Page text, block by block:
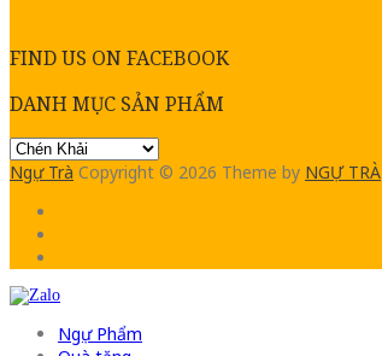
FIND US ON FACEBOOK
DANH MỤC SẢN PHẨM
Ngự Trà Copyright © 2026 Theme by NGỰ TRÀ
Ngự Phẩm